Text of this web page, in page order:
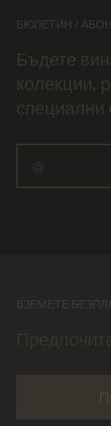
БЮЛЕТИН /
Бъдете
колекции,
специални
ВЗЕМЕТЕ